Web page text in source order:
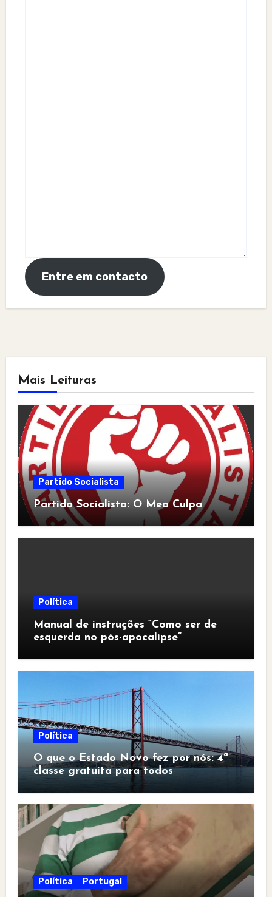
Entre em contacto
Mais Leituras
Partido Socialista
Partido Socialista: O Mea Culpa
Política
Manual de instruções “Como ser de
esquerda no pós-apocalipse”
Política
O que o Estado Novo fez por nós: 4ª
classe gratuita para todos
Política Portugal